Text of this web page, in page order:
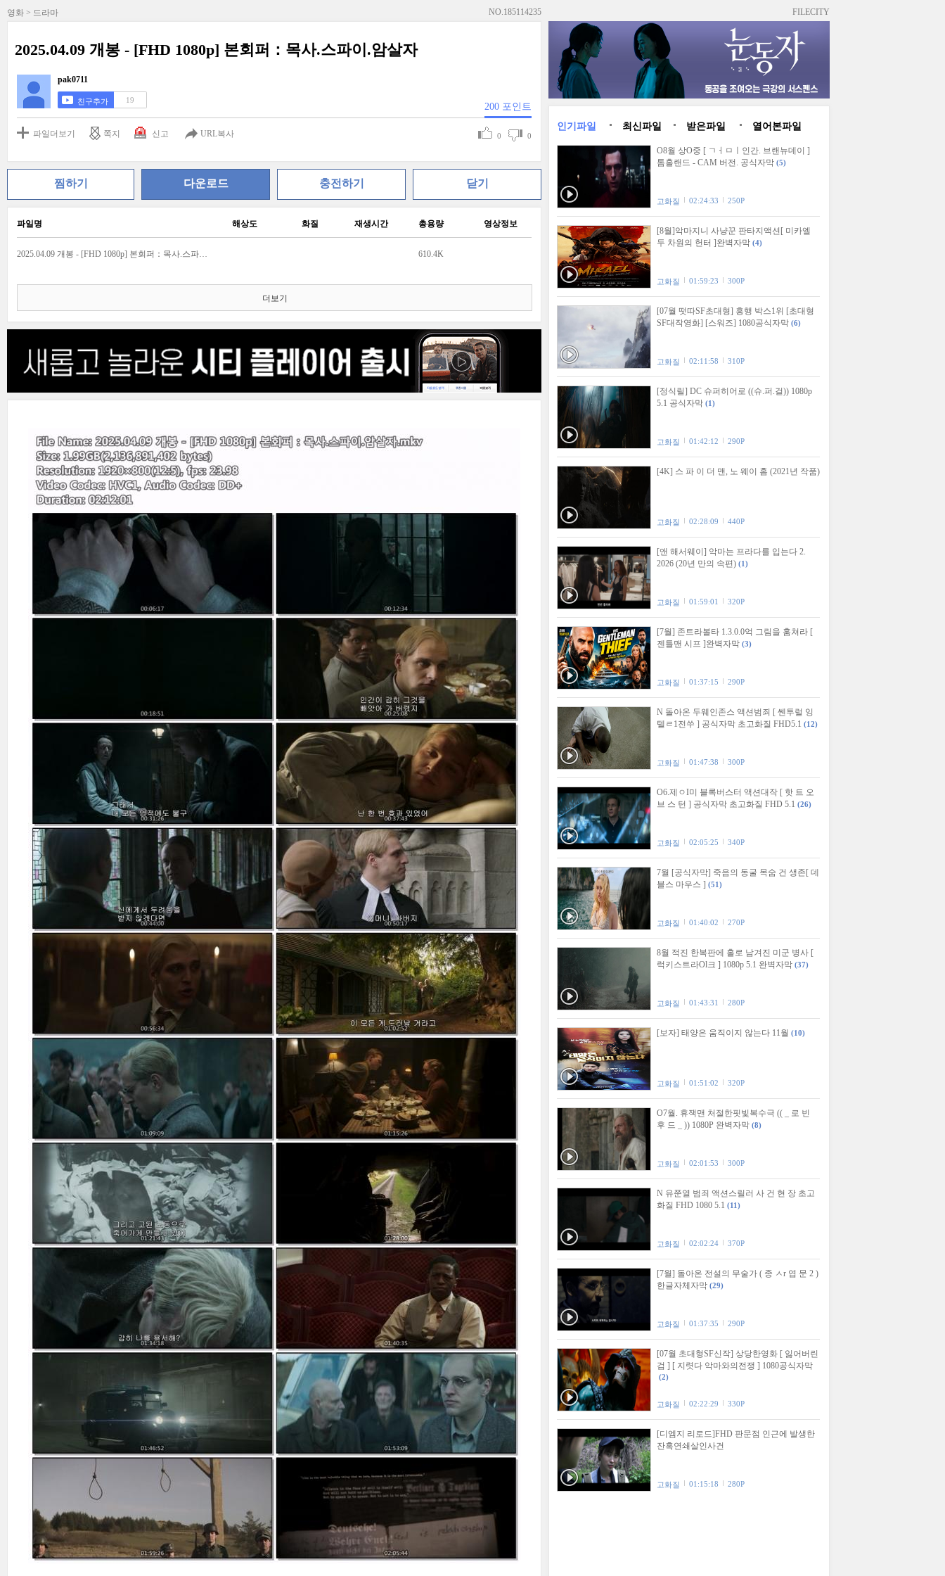
영화 > 드라마 NO.185114235
2025.04.09 개봉 - [FHD 1080p] 본회퍼：목사.스파이.암살자
pak0711
친구추가 19
200 포인트
파일더보기 쪽지 신고 URL복사 0 0
찜하기 다운로드 충전하기 닫기
파일명 해상도 화질 재생시간 총용량 영상정보
2025.04.09 개봉 - [FHD 1080p] 본회퍼：목사.스파이.암살자-드라마.jpg 610.4K
더보기
FILECITY
인기파일 최신파일 받은파일 열어본파일
O8월 상O중 [ ㄱㅓㅁㅣ인간. 브랜뉴데이 ]
톰홀랜드 - CAM 버전. 공식자막 (5)
고화질 02:24:33 250P
[8월]악마지니 사냥꾼 판타지액션[ 미카엘
두 차원의 헌터 ]완벽자막 (4)
고화질 01:59:23 300P
[07월 떳따SF초대형] 흥행 박스1위 [초대형
SF대작영화] [스워즈] 1080공식자막 (6)
고화질 02:11:58 310P
[정식릴] DC 슈퍼히어로 ((슈.퍼.걸)) 1080p
5.1 공식자막 (1)
고화질 01:42:12 290P
[4K] 스 파 이 더 맨, 노 웨이 홈 (2021년 작품)
고화질 02:28:09 440P
[앤 해서웨이] 악마는 프라다를 입는다 2.
2026 (20년 만의 속편) (1)
고화질 01:59:01 320P
[7월] 존트라볼타 1.3.0.0억 그림을 훔쳐라 [
젠틀맨 시프 ]완벽자막 (3)
고화질 01:37:15 290P
N 돌아온 두웨인존스 액션범죄 [ 쎈투럴 잉
텔ㄹ1전쑤 ] 공식자막 초고화질 FHD5.1 (12)
고화질 01:47:38 300P
O6.제ㅇI미 블록버스터 액션대작 [ 핫 트 오
브 스 턴 ] 공식자막 초고화질 FHD 5.1 (26)
고화질 02:05:25 340P
7월 [공식자막] 죽음의 동굴 목숨 건 생존[ 데
블스 마우스 ] (51)
고화질 01:40:02 270P
8월 적진 한복판에 홀로 남겨진 미군 병사 [
럭키스트라Ol크 ] 1080p 5.1 완벽자막 (37)
고화질 01:43:31 280P
[보자] 태양은 움직이지 않는다 11월 (10)
고화질 01:51:02 320P
O7월. 휴잭맨 처절한핏빛복수극 (( _ 로 빈
후 드 _ )) 1080P 완벽자막 (8)
고화질 02:01:53 300P
N 유쭌열 범죄 액션스릴러 사 건 현 장 초고
화질 FHD 1080 5.1 (11)
고화질 02:02:24 370P
[7월] 돌아온 전설의 무술가 ( 종 ㅅr 엽 문 2 )
한글자체자막 (29)
고화질 01:37:35 290P
[07월 초대형SF신작] 상당한영화 [ 잃어버린
검 ] [ 지렷다 악마와의전쟁 ] 1080공식자막
(2)
고화질 02:22:29 330P
[디엠지 리로드]FHD 판문점 인근에 발생한
잔혹연쇄살인사건
고화질 01:15:18 280P